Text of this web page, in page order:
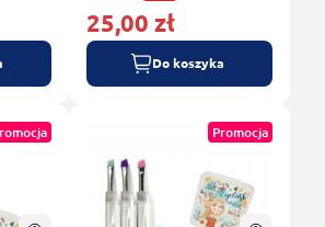
25,00 zł
Do koszyka
Promocja